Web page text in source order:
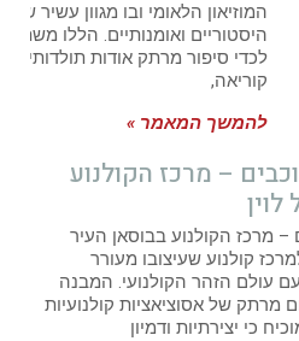
המוזיאון הלאומי ובו מגוון עשיר של
היסטוריים ואומנותיים. הללו
לכדי סיפור מרתק אודות תולדותיה
קוריאה,
להמשך המאמר »
– מרכז הקולנוע
מרכז הקולנוע בבוסאן העיר
קולנוע שעיצובו מעורר
עולם הזהר הקולנועי. המבנה
מרתק של אסוציאציות קולנועיות
כי יצירתיות ודמיון